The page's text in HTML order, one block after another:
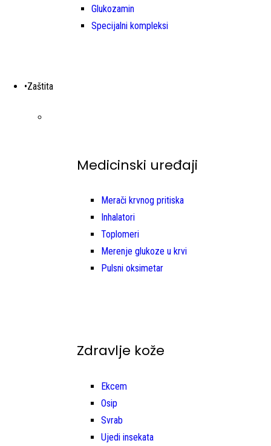
Glukozamin
Specijalni kompleksi
•Zaštita
Medicinski uređaji
Merači krvnog pritiska
Inhalatori
Toplomeri
Merenje glukoze u krvi
Pulsni oksimetar
Zdravlje kože
Ekcem
Osip
Svrab
Ujedi insekata